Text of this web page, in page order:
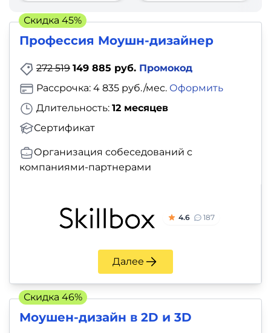
Профессия Моушн-дизайнер
272 519 149 885 руб. Промокод
Длительность: 12 месяцев
Сертификат
Рассрочка: 4 835 руб./мес. Оформить
Организация собеседований с
компаниями-партнерами
4.6 187
Далее
Скидка 45%
Моушен-дизайн в 2D и 3D
Скидка 46%
фото,
аудио
Маркетинг
Иностранный
язык
детей
здоровье,
фитнес
Психология
и
саморазвитие